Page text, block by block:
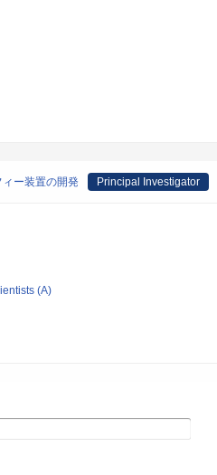
ー装置の開発 Principal Investigator
(A)